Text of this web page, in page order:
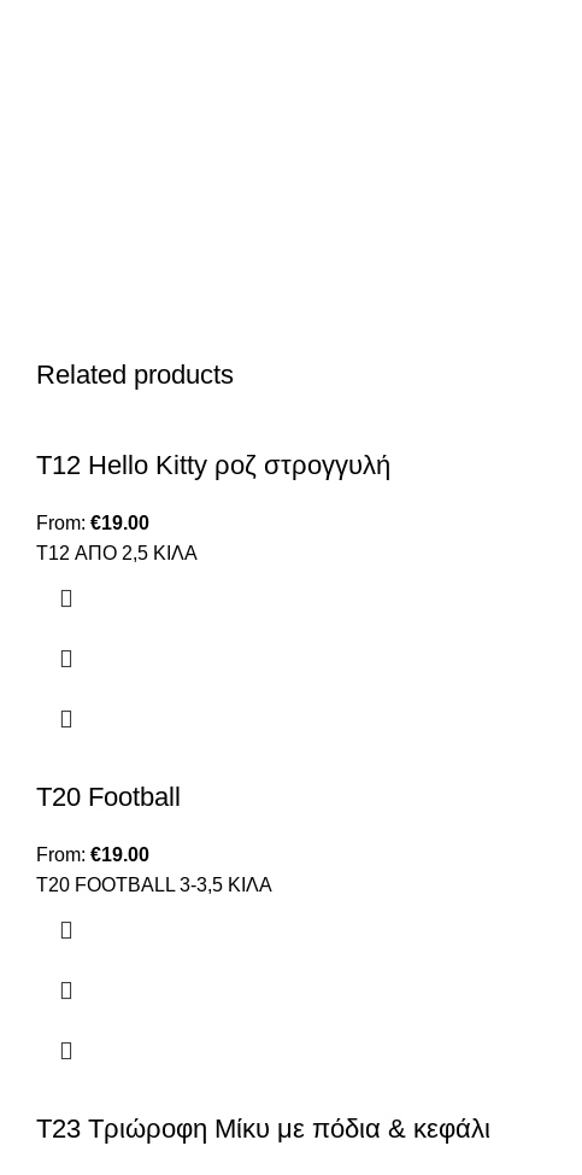
Related products
T12 Hello Kitty ροζ στρογγυλή
From: €19.00
T12 ΑΠΟ 2,5 ΚΙΛΑ
T20 Football
From: €19.00
Τ20 FOOTBALL 3-3,5 ΚΙΛΑ
T23 Τριώροφη Μίκυ με πόδια & κεφάλι